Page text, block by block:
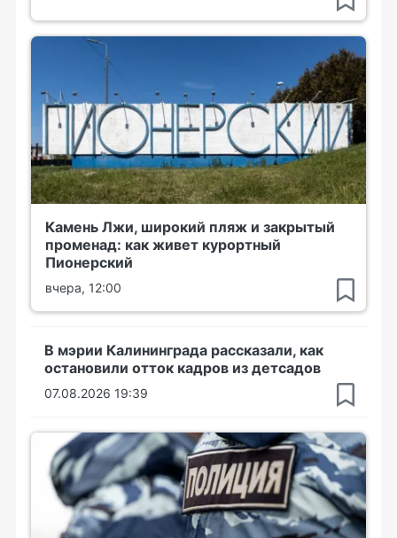
Камень Лжи, широкий пляж и закрытый
променад: как живет курортный
Пионерский
вчера, 12:00
В мэрии Калининграда рассказали, как
остановили отток кадров из детсадов
07.08.2026 19:39